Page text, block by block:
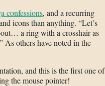
confessions, and a recurring
icons than anything. “Let’s
a ring with a crosshair as
As others have noted in the
and this is the first one of
the mouse pointer!